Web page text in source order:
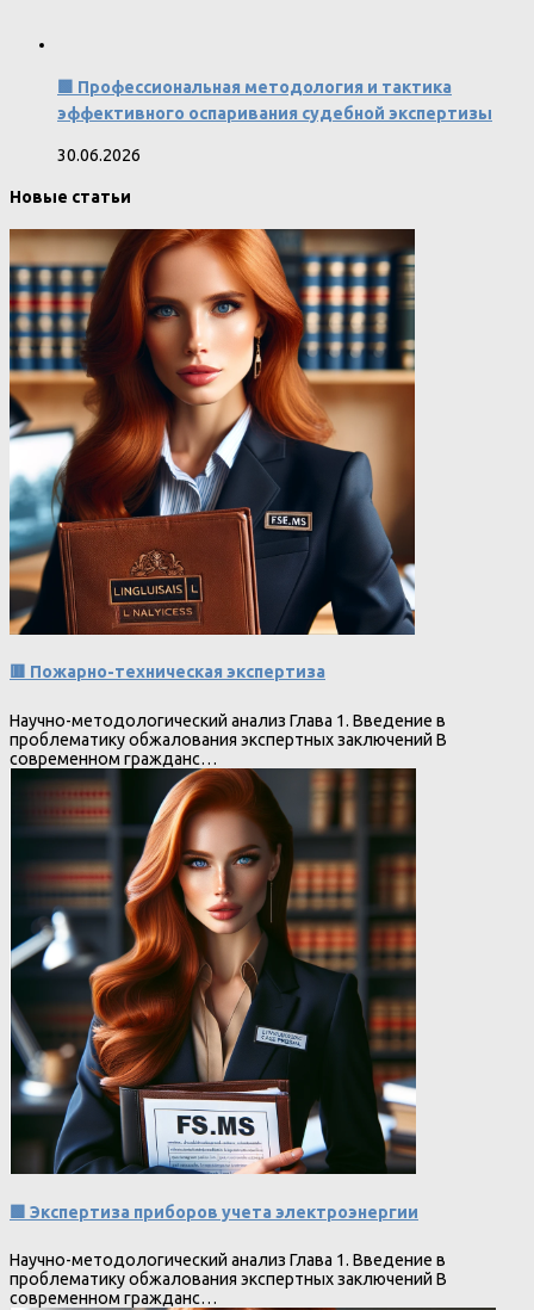
🟩 Профессиональная методология и тактика
эффективного оспаривания судебной экспертизы
30.06.2026
Новые статьи
🟥 Пожарно-техническая экспертиза
Научно-методологический анализ Глава 1. Введение в
проблематику обжалования экспертных заключений В
современном гражданс…
🟩 Экспертиза приборов учета электроэнергии
Научно-методологический анализ Глава 1. Введение в
проблематику обжалования экспертных заключений В
современном гражданс…